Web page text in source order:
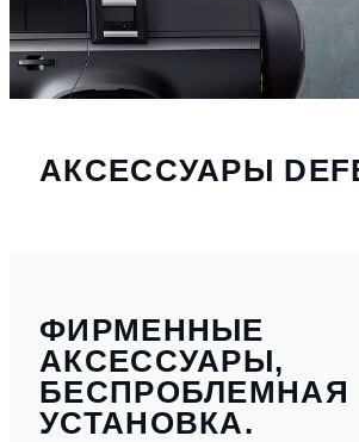
АКСЕССУАРЫ
ФИРМЕННЫЕ
АКСЕССУАРЫ,
БЕСПРОБЛЕМНАЯ
УСТАНОВКА.